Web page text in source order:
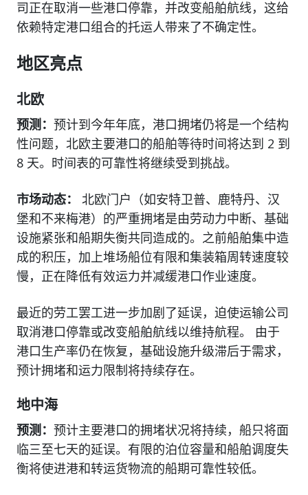
司正在取消一些港口停靠，并改变船舶航线，这给
依赖特定港口组合的托运人带来了不确定性。
地区亮点
北欧
预测： 预计到今年年底，港口拥堵仍将是一个结构
性问题，北欧主要港口的船舶等待时间将达到 2 到
8 天。时间表的可靠性将继续受到挑战。
市场动态： 北欧门户（如安特卫普、鹿特丹、汉
堡和不来梅港）的严重拥堵是由劳动力中断、基础
设施紧张和船期失衡共同造成的。之前船舶集中造
成的积压，加上堆场船位有限和集装箱周转速度较
慢，正在降低有效运力并减缓港口作业速度。
最近的劳工罢工进一步加剧了延误，迫使运输公司
取消港口停靠或改变船舶航线以维持航程。 由于
港口生产率仍在恢复，基础设施升级滞后于需求，
预计拥堵和运力限制将持续存在。
地中海
预测： 预计主要港口的拥堵状况将持续，船只将面
临三至七天的延误。有限的泊位容量和船舶调度失
衡将使进港和转运货物流的船期可靠性较低。